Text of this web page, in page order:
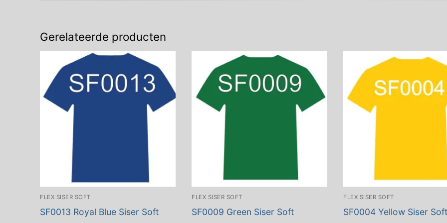
Gerelateerde producten
FLEX SISER SOFT
SF0013 Royal Blue Siser Soft
FLEX SISER SOFT
SF0009 Green Siser Soft
FLEX SISER SOFT
SF0004 Yellow Siser Soft